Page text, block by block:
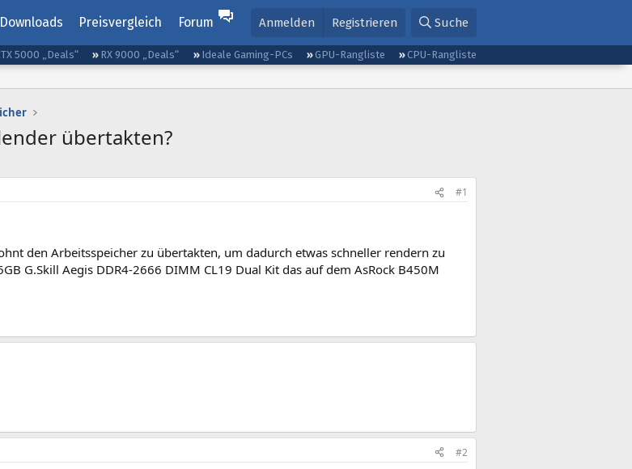
Downloads Preisvergleich Forum Anmelden Registrieren Suche
5000 „Deals“ RX 9000 „Deals“ Ideale Gaming-PCs GPU-Rangliste
CPU-Rangliste
übertakten?
#1
den Arbeitsspeicher zu übertakten, um dadurch etwas schneller rendern zu
G.Skill Aegis DDR4-2666 DIMM CL19 Dual Kit das auf dem AsRock B450M
#2